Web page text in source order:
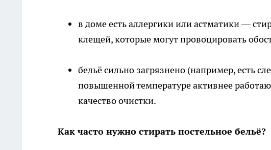
в доме есть аллергики или астматики —
клещей, которые могут провоцировать
бельё сильно загрязнено (например, есть
повышенной температуре активнее
качество очистки.
Как часто нужно стирать постельное бельё?